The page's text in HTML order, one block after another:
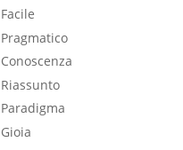
Facile
Pragmatico
Conoscenza
Riassunto
Paradigma
Gioia